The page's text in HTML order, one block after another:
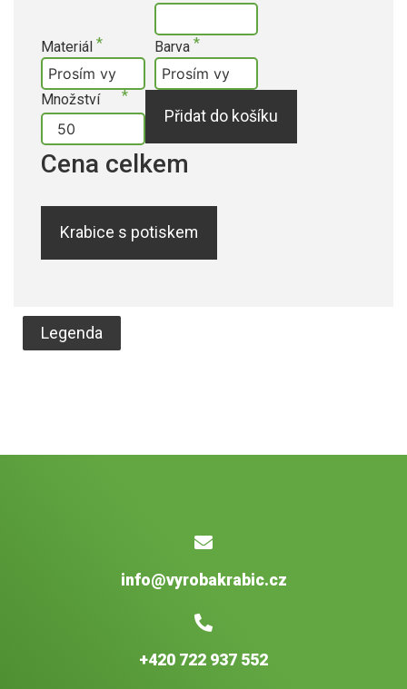
Materiál Barva
Množství
Cena celkem
Přidat do košíku
Krabice s potiskem
Legenda
info@vyrobakrabic.cz
+420 722 937 552